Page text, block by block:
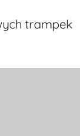
trampek